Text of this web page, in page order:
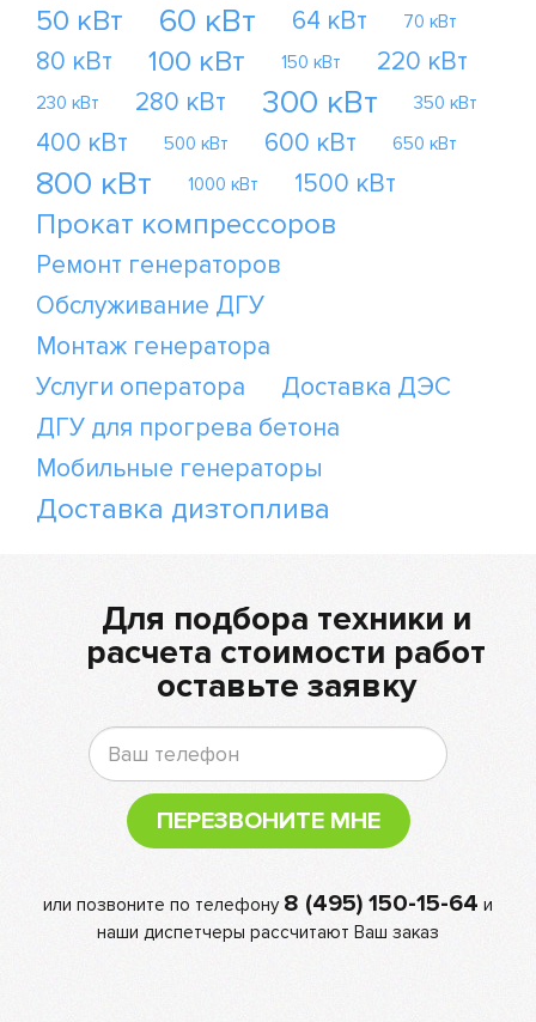
50 кВт 60 кВт 64 кВт 70 кВт
80 кВт 100 кВт 150 кВт 220 кВт
230 кВт 280 кВт 300 кВт 350 кВт
400 кВт 500 кВт 600 кВт 650 кВт
800 кВт 1000 кВт 1500 кВт
Прокат компрессоров
Ремонт генераторов
Обслуживание ДГУ
Монтаж генератора
Услуги оператора
Доставка ДЭС
ДГУ для прогрева бетона
Мобильные генераторы
Доставка дизтоплива
Для подбора техники и
расчета стоимости работ
оставьте заявку
ПЕРЕЗВОНИТЕ МНЕ
или позвоните по телефону 8 (495) 150-15-64 и
наши диспетчеры рассчитают Ваш заказ